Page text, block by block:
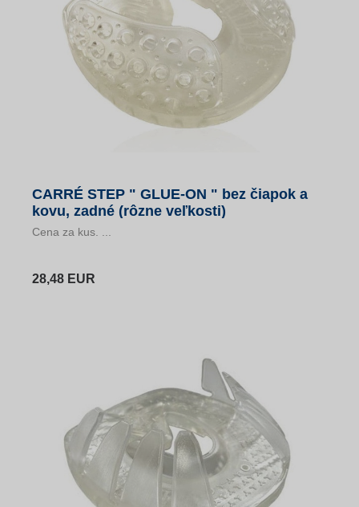
CARRÉ STEP " GLUE-ON " bez čiapok a
kovu, zadné (rôzne veľkosti)
Cena za kus. ...
28,48 EUR